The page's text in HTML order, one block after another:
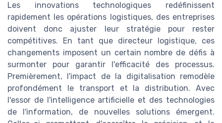
Les innovations technologiques redéfinissent
rapidement les opérations logistiques, des entreprises
doivent donc ajuster leur stratégie pour rester
compétitives. En tant que directeur logistique, ces
changements imposent un certain nombre de défis à
surmonter pour garantir l'efficacité des processus.
Premièrement, l'impact de la digitalisation remodèle
profondément le transport et la distribution. Avec
l'essor de l'intelligence artificielle et des technologies
de l'information, de nouvelles solutions émergent.